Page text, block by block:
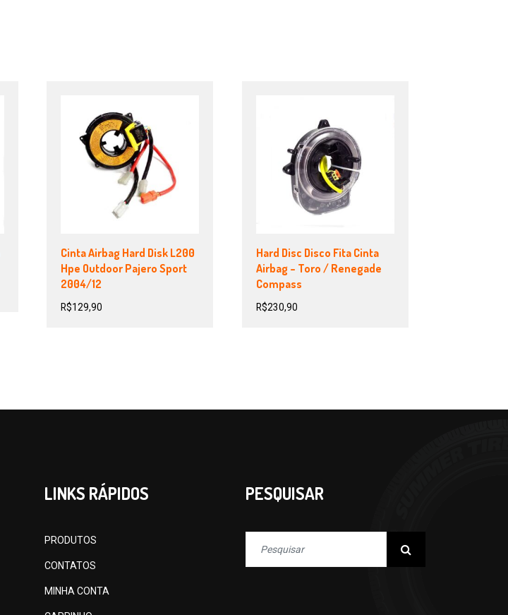
Cinta Airbag Hard Disk L200
Hpe Outdoor Pajero Sport
2004/12
R$129,90
Hard Disc Disco Fita Cinta
Airbag – Toro / Renegade
Compass
R$230,90
LINKS RÁPIDOS
PRODUTOS
CONTATOS
MINHA CONTA
PESQUISAR